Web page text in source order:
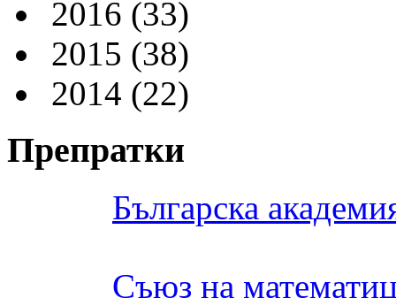
2016 (33)
2015 (38)
2014 (22)
Препратки
Българска
Съюз на